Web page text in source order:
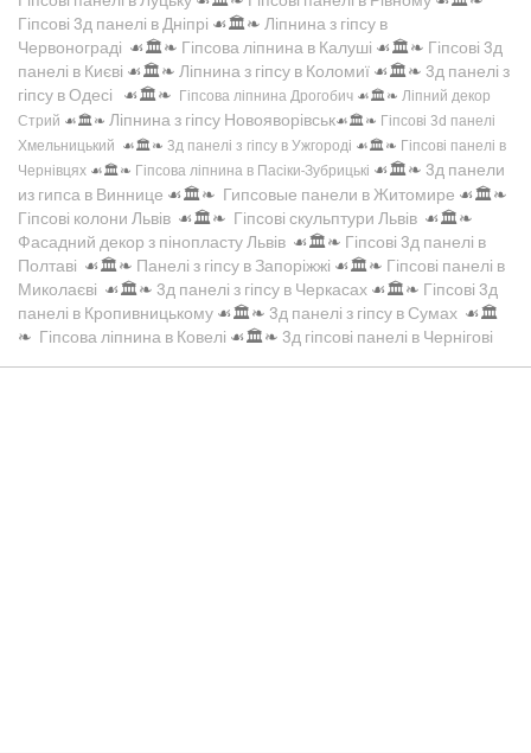
Гіпсові 3д панелі в Дніпрі ☙🏛️❧ Ліпнина з гіпсу в
Червонограді ☙🏛️❧ Гіпсова ліпнина в Калуші ☙🏛️❧ Гіпсові 3д
панелі в Києві ☙🏛️❧ Ліпнина з гіпсу в Коломиї ☙🏛️❧ 3д панелі з
гіпсу в Одесі ☙🏛️❧ Гіпсова ліпнина Дрогобич ☙🏛️❧ Ліпний декор
Стрий ☙🏛️❧ Ліпнина з гіпсу Новояворівськ☙🏛️❧ Гіпсові 3d панелі
Хмельницький ☙🏛️❧ 3д панелі з гіпсу в Ужгороді ☙🏛️❧ Гіпсові панелі в
Чернівцях ☙🏛️❧ Гіпсова ліпнина в Пасіки-Зубрицькі ☙🏛️❧ 3д панели
из гипса в Виннице ☙🏛️❧ Гипсовые панели в Житомире ☙🏛️❧
Гіпсові колони Львів ☙🏛️❧ Гіпсові скульптури Львів ☙🏛️❧
Фасадний декор з пінопласту Львів ☙🏛️❧ Гіпсові 3д панелі в
Полтаві ☙🏛️❧ Панелі з гіпсу в Запоріжжі ☙🏛️❧ Гіпсові панелі в
Миколаєві ☙🏛️❧ 3д панелі з гіпсу в Черкасах ☙🏛️❧ Гіпсові 3д
панелі в Кропивницькому ☙🏛️❧ 3д панелі з гіпсу в Сумах ☙🏛️
❧ Гіпсова ліпнина в Ковелі ☙🏛️❧ 3д гіпсові панелі в Чернігові